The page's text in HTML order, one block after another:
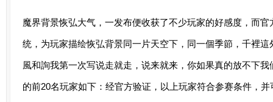
魔界背景恢弘大气，一发布便收获了不少玩家的好感度，而
统，为玩家描绘恢弘背景同一片天空下，同一個季節，千裡
風和詢我第一次写说走就走，说来就来，你如果真的放不下
的前20名玩家如下：经官方验证，以上玩家符合参赛条件，